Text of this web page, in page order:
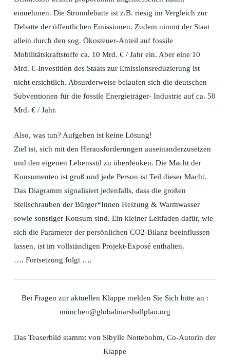
einnehmen. Die Stromdebatte ist z.B. riesig im Vergleich zur
Debatte der öffentlichen Emissionen. Zudem nimmt der Staat
allein durch den sog. Ökosteuer-Anteil auf fossile
Mobilitätskraftstoffe ca. 10 Mrd. € / Jahr ein. Aber eine 10
Mrd. €-Investition des Staats zur Emissionsreduzierung ist
nicht ersichtlich. Absurderweise belaufen sich die deutschen
Subventionen für die fossile Energieträger- Industrie auf ca. 50
Mrd. € / Jahr.
Also, was tun? Aufgeben ist keine Lösung!
Ziel ist, sich mit den Herausforderungen auseinanderzusetzen
und den eigenen Lebensstil zu überdenken. Die Macht der
Konsumenten ist groß und jede Person ist Teil dieser Macht.
Das Diagramm signalisiert jedenfalls, dass die großen
Stellschrauben der Bürger*Innen Heizung & Warmwasser
sowie sonstiger Konsum sind. Ein kleiner Leitfaden dafür, wie
sich die Parameter der persönlichen CO2-Bilanz beeinflussen
lassen, ist im vollständigen Projekt-Exposé enthalten.
…. Fortsetzung folgt ….
Bei Fragen zur aktuellen Klappe melden Sie Sich bitte an :
münchen@globalmarshallplan.org
Das Teaserbild stammt von Sibylle Nottebohm, Co-Autorin der
Klappe